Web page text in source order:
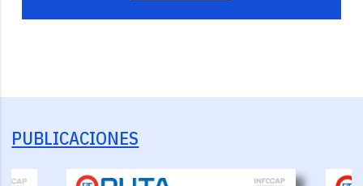
PUBLICACIONES